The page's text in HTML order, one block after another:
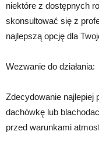
niektóre z dostępnych
skonsultować się z
najlepszą opcję dla
Wezwanie do działania:
Zdecydowanie najlepiej
dachówkę lub
przed warunkami